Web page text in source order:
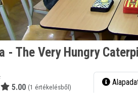
- The Very Hungry
5.00 (1 értékelésből)